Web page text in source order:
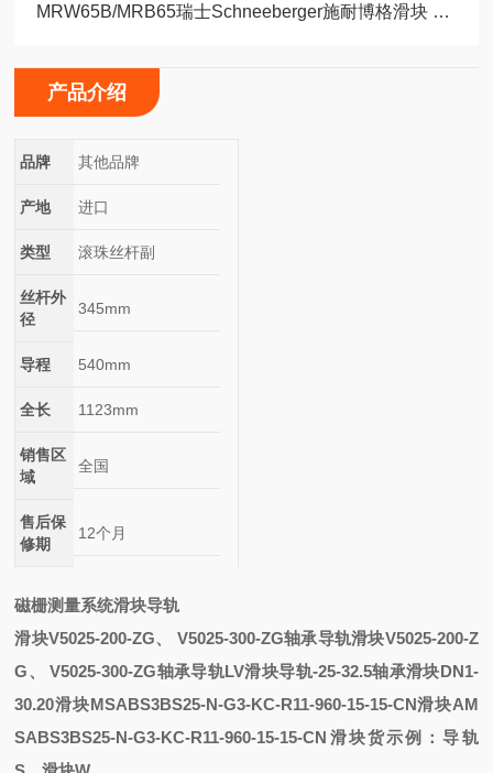
MRW65B/MRB65瑞士Schneeberger施耐博格滑块 导轨
产品介绍
品牌 其他品牌
产地 进口
类型 滚珠丝杆副
丝杆外
径
345mm
导程 540mm
全长 1123mm
销售区
域
全国
售后保
修期
12个月
磁栅测量系统滑块导轨
滑块V5025-200-ZG、 V5025-300-ZG轴承导轨滑块V5025-200-Z
G、 V5025-300-ZG轴承导轨LV滑块导轨-25-32.5轴承滑块DN1-
30.20滑块MSABS3BS25-N-G3-KC-R11-960-15-15-CN滑块AM
SABS3BS25-N-G3-KC-R11-960-15-15-CN滑块货示例：导轨